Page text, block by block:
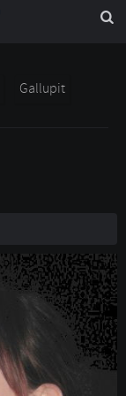
Gallupit